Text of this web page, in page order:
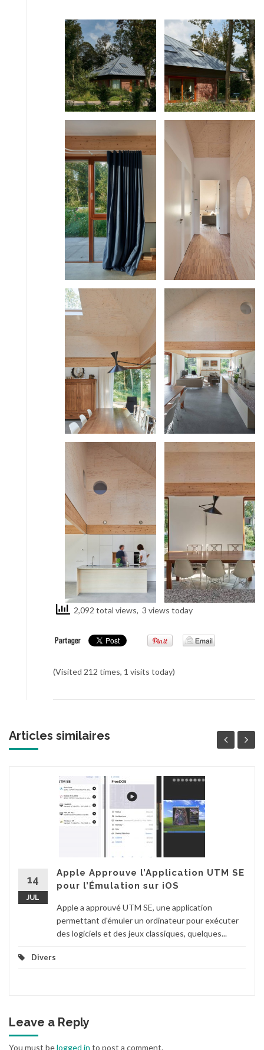
2,092 total views, 3 views today
(Visited 212 times, 1 visits today)
Articles similaires
14
JUL
Apple Approuve l’Application UTM SE
pour l’Émulation sur iOS
Apple a approuvé UTM SE, une application
permettant d'émuler un ordinateur pour exécuter
des logiciels et des jeux classiques, quelques...
Divers
Leave a Reply
You must belogged in to post a comment.